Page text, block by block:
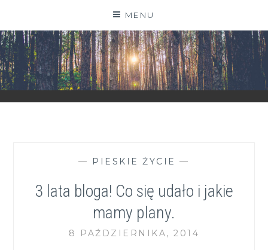
content
MENU
ZGRANESTADO.PL
FOTOGRAFICZNE ZAPISKI DNIA CODZIENNEGO
— PIESKIE ŻYCIE —
3 lata bloga! Co się udało i jakie
mamy plany.
8 PAŹDZIERNIKA, 2014